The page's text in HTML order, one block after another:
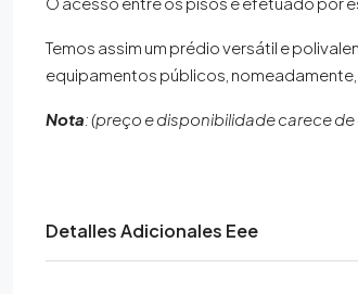
Temos assim um prédio versátil e
equipamentos públicos, nomeadamente,
Nota: (preço e disponibilidade carece
Detalles Adicionales Eee